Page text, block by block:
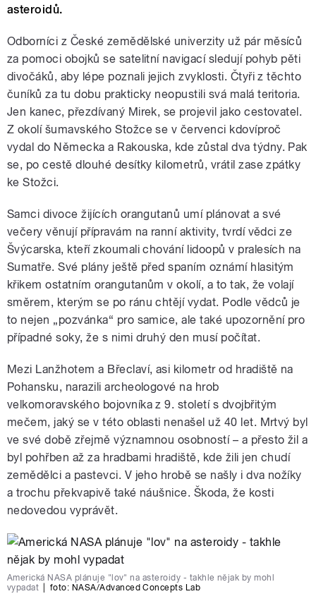
asteroidů.
Odborníci z České zemědělské univerzity už pár měsíců
za pomoci obojků se satelitní navigací sledují pohyb pěti
divočáků, aby lépe poznali jejich zvyklosti. Čtyři z těchto
čuníků za tu dobu prakticky neopustili svá malá teritoria.
Jen kanec, přezdívaný Mirek, se projevil jako cestovatel.
Z okolí šumavského Stožce se v červenci kdovíproč
vydal do Německa a Rakouska, kde zůstal dva týdny. Pak
se, po cestě dlouhé desítky kilometrů, vrátil zase zpátky
ke Stožci.
Samci divoce žijících orangutanů umí plánovat a své
večery věnují přípravám na ranní aktivity, tvrdí vědci ze
Švýcarska, kteří zkoumali chování lidoopů v pralesích na
Sumatře. Své plány ještě před spaním oznámí hlasitým
křikem ostatním orangutanům v okolí, a to tak, že volají
směrem, kterým se po ránu chtějí vydat. Podle vědců je
to nejen „pozvánka“ pro samice, ale také upozornění pro
případné soky, že s nimi druhý den musí počítat.
Mezi Lanžhotem a Břeclaví, asi kilometr od hradiště na
Pohansku, narazili archeologové na hrob
velkomoravského bojovníka z 9. století s dvojbřitým
mečem, jaký se v této oblasti nenašel už 40 let. Mrtvý byl
ve své době zřejmě významnou osobností – a přesto žil a
byl pohřben až za hradbami hradiště, kde žili jen chudí
zemědělci a pastevci. V jeho hrobě se našly i dva nožíky
a trochu překvapivě také náušnice. Škoda, že kosti
nedovedou vyprávět.
Americká NASA plánuje "lov" na asteroidy - takhle nějak by mohl
vypadat
foto: NASA/Advanced Concepts Lab